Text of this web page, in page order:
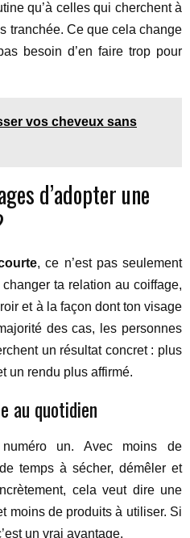
qu’à celles qui cherchent à
tranchée. Ce que cela change
besoin d’en faire trop pour
vos cheveux sans
d’adopter une
, ce n’est pas seulement
ta relation au coiffage,
et à la façon dont ton visage
des cas, les personnes
un résultat concret : plus
un rendu plus affirmé.
au quotidien
numéro un. Avec moins de
temps à sécher, démêler et
cela veut dire une
moins de produits à utiliser. Si
un vrai avantage.